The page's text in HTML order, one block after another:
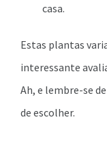
casa.
Estas plantas
interessante
Ah, e lembre-se
de escolher.